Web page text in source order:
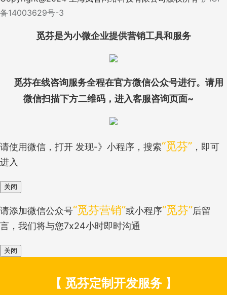
备14003629号-3
觅芬是为小微企业提供营销工具和服务
觅芬在线咨询服务全程在官方微信公众号进行。请用
微信扫描下方二维码，进入客服咨询页面~
请使用微信，打开 发现-》小程序，搜索“觅芬” ，即可
进入
关闭
请添加微信公众号“觅芬营销”或小程序“觅芬”后留
言，我们将与您7x24小时即时沟通
关闭
【 觅芬定制开发服务 】